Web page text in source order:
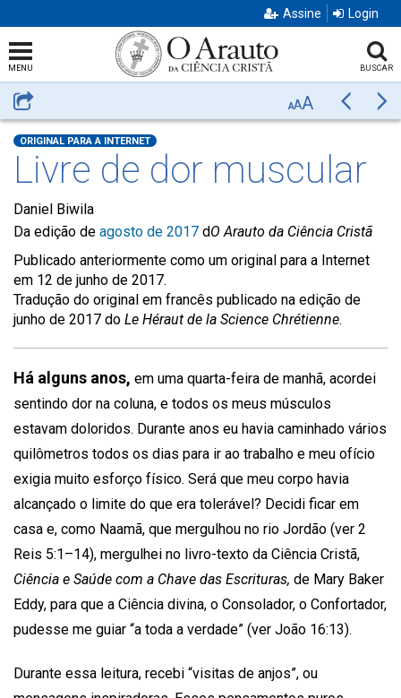
Assine Login
MENU BUSCAR
Compartilhar AAA Anterior
ORIGINAL PARA A INTERNET
Livre de dor muscular
Daniel Biwila
Da edição de agosto de 2017 dO Arauto da Ciência Cristã
Publicado anteriormente como um original para a Internet
em 12 de junho de 2017.
Tradução do original em francês publicado na edição de
junho de 2017 do Le Héraut de la Science Chrétienne.
Há alguns anos, em uma quarta-feira de manhã, acordei
sentindo dor na coluna, e todos os meus músculos
estavam doloridos. Durante anos eu havia caminhado vários
quilômetros todos os dias para ir ao trabalho e meu ofício
exigia muito esforço físico. Será que meu corpo havia
alcançado o limite do que era tolerável? Decidi ficar em
casa e, como Naamã, que mergulhou no rio Jordão (ver 2
Reis 5:1–14), mergulhei no livro-texto da Ciência Cristã,
Ciência e Saúde com a Chave das Escrituras, de Mary Baker
Eddy, para que a Ciência divina, o Consolador, o Confortador,
pudesse me guiar “a toda a verdade” (ver João 16:13).
Durante essa leitura, recebi “visitas de anjos”, ou